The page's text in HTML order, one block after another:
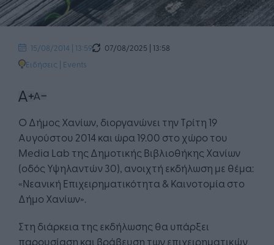
15/08/2014 | 13:59
07/08/2025 | 13:58
Ειδήσεις | Events
Ο Δήμος Χανίων, διοργανώνει την Τρίτη 19
Αυγούστου 2014 και ώρα 19.00 στο χώρο του
Media Lab της Δημοτικής Βιβλιοθήκης Χανίων
(οδός Υψηλαντών 30), ανοιχτή εκδήλωση με θέμα:
«Νεανική Επιχειρηματικότητα & Καινοτομία στο
Δήμο Χανίων».
Στη διάρκεια της εκδήλωσης θα υπάρξει
παρουσίαση και βράβευση των επιχειρηματικών